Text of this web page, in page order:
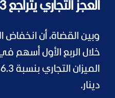
العجز التجاري يتراجع 6.3%
خلال الربع الأول أسهم
دينار.